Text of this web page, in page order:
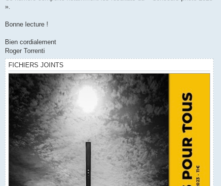
».
Bonne lecture !
Bien cordialement
Roger Torrenti
FICHIERS JOINTS